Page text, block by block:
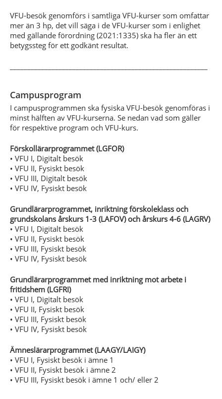
VFU-besök genomförs i samtliga VFU-kurser som omfattar
mer än 3 hp, det vill säga i de VFU-kurser som i enlighet
med gällande förordning (2021:1335) ska ha fler än ett
betygssteg för ett godkänt resultat.
Campusprogram
I campusprogrammen ska fysiska VFU-besök genomföras i
minst hälften av VFU-kurserna. Se nedan vad som gäller
för respektive program och VFU-kurs.
Förskollärarprogrammet (LGFOR)
• VFU I, Digitalt besök
• VFU II, Fysiskt besök
• VFU III, Digitalt besök
• VFU IV, Fysiskt besök
Grundlärarprogrammet, inriktning förskoleklass och
grundskolans årskurs 1-3 (LAFOV) och årskurs 4-6 (LAGRV)
• VFU I, Digitalt besök
• VFU II, Fysiskt besök
• VFU III, Fysiskt besök
• VFU IV, Fysiskt besök
Grundlärarprogrammet med inriktning mot arbete i
fritidshem (LGFRI)
• VFU I, Digitalt besök
• VFU II, Fysiskt besök
• VFU III, Fysiskt besök
• VFU IV, Fysiskt besök
Ämneslärarprogrammet (LAAGY/LAIGY)
• VFU I, Fysiskt besök i ämne 1
• VFU II, Fysiskt besök i ämne 2
• VFU III, Fysiskt besök i ämne 1 och/ eller 2